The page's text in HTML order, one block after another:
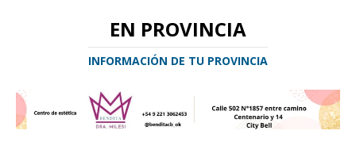
EN PROVINCIA
INFORMACIÓN DE TU PROVINCIA